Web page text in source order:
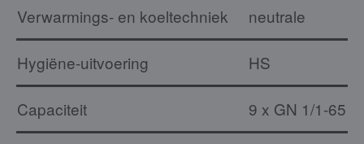
Verwarmings- en koeltechniek neutrale
Hygiëne-uitvoering HS
Capaciteit 9 x GN 1/1-65